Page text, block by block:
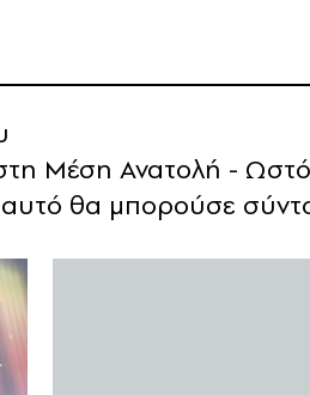
Μέση Ανατολή -
αυτό θα μπορούσε